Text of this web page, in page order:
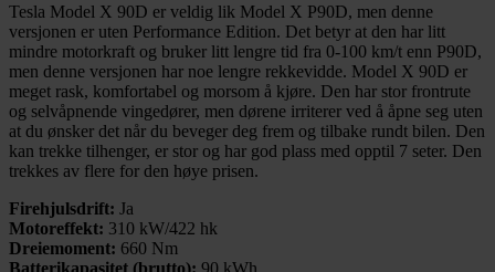
Tesla Model X 90D er veldig lik Model X P90D, men denne
versjonen er uten Performance Edition. Det betyr at den har litt
mindre motorkraft og bruker litt lengre tid fra 0-100 km/t enn P90D,
men denne versjonen har noe lengre rekkevidde. Model X 90D er
meget rask, komfortabel og morsom å kjøre. Den har stor frontrute
og selvåpnende vingedører, men dørene irriterer ved å åpne seg uten
at du ønsker det når du beveger deg frem og tilbake rundt bilen. Den
kan trekke tilhenger, er stor og har god plass med opptil 7 seter. Den
trekkes av flere for den høye prisen.
Firehjulsdrift: Ja
Motoreffekt: 310 kW/422 hk
Dreiemoment: 660 Nm
Batterikapasitet (brutto): 90 kWh